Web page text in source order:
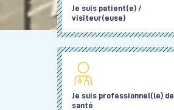
Je suis patient(e) /
visiteur(euse)
Je suis professionnel(le) de
santé